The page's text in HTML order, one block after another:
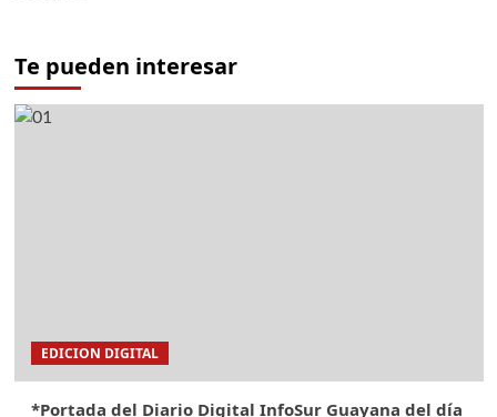
Te pueden interesar
EDICION DIGITAL
*Portada del Diario Digital InfoSur Guayana del día